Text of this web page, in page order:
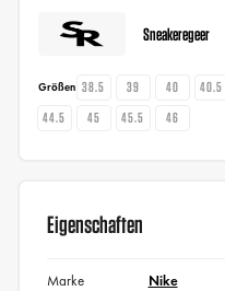
Sneakeregeer
Größen 38.5 39 40 40.5
44.5
45 45.5 46
Eigenschaften
Marke Nike